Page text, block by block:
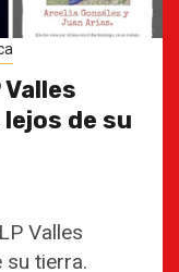
de su
Valles
su tierra.